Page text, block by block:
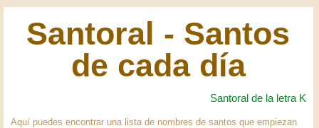
Santoral - Santos
de cada día
Santoral de la letra K
Aquí puedes encontrar una lista de nombres de santos que empiezan